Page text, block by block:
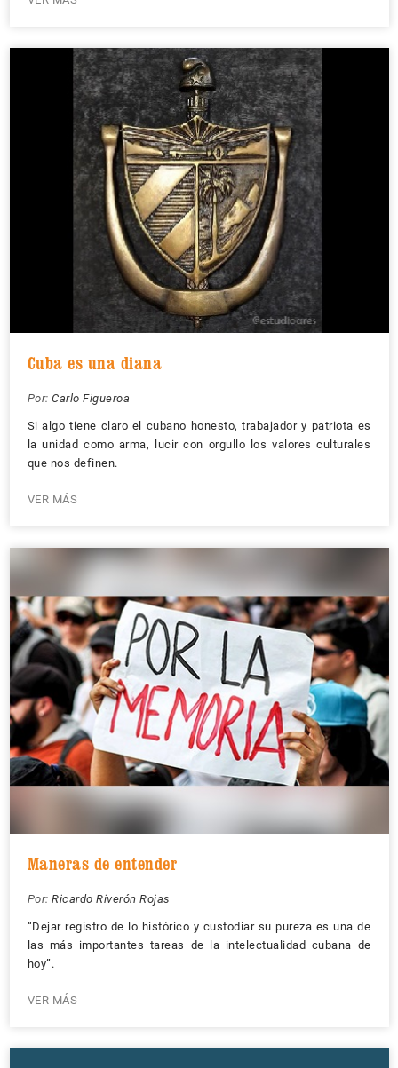
Cuba es una diana
Por: Carlo Figueroa
Si algo tiene claro el cubano honesto, trabajador y patriota es
la unidad como arma, lucir con orgullo los valores culturales
que nos definen.
VER MÁS
Maneras de entender
Por: Ricardo Riverón Rojas
“Dejar registro de lo histórico y custodiar su pureza es una de
las más importantes tareas de la intelectualidad cubana de
hoy”.
VER MÁS